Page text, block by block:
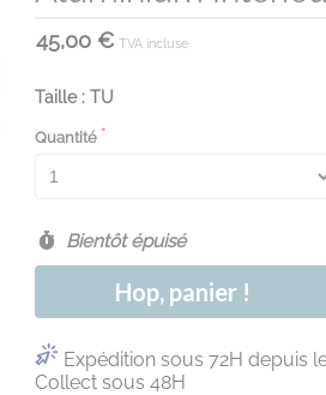
45,00 € TVA incluse
Taille : TU
Quantité
Bientôt épuisé
Hop, panier !
Expédition sous 72H depuis
Collect sous 48H